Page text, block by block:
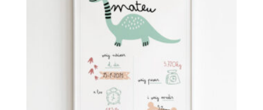
22,00 €